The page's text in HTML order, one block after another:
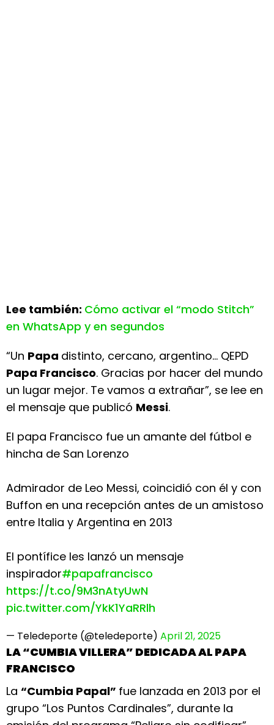
Lee también: Cómo activar el “modo Stitch”
en WhatsApp y en segundos
“Un Papa distinto, cercano, argentino... QEPD
Papa Francisco. Gracias por hacer del mundo
un lugar mejor. Te vamos a extrañar”, se lee en
el mensaje que publicó Messi.
El papa Francisco fue un amante del fútbol e
hincha de San Lorenzo
Admirador de Leo Messi, coincidió con él y con
Buffon en una recepción antes de un amistoso
entre Italia y Argentina en 2013
El pontífice les lanzó un mensaje
inspirador#papafrancisco
https://t.co/9M3nAtyUwN
pic.twitter.com/YkK1YaRRlh
— Teledeporte (@teledeporte) April 21, 2025
LA “CUMBIA VILLERA” DEDICADA AL PAPA
FRANCISCO
La “Cumbia Papal” fue lanzada en 2013 por el
grupo “Los Puntos Cardinales”, durante la